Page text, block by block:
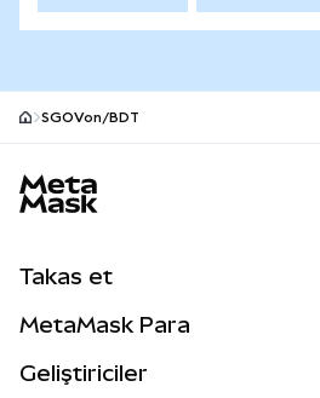
SGOVon/BDT
Takas et
Perps
MetaMask Para
Geliştiriciler